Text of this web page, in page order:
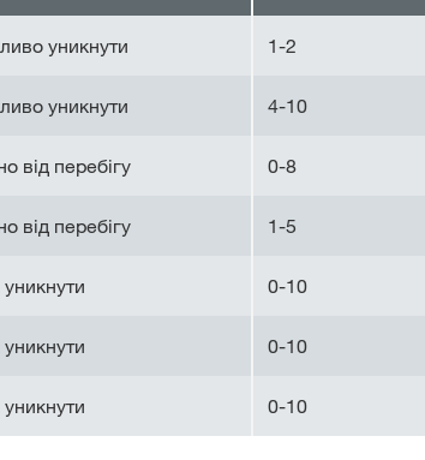
уникнути 1-2
уникнути 4-10
від перебігу 0-8
від перебігу 1-5
0-10
0-10
0-10